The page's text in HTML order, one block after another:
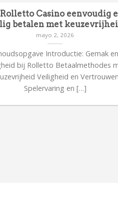
Casino eenvoudig
betalen met
mayo 2, 2026
Introductie: Gemak en
bij Rolletto Betaalmethodes
Veiligheid en
Spelervaring en […]